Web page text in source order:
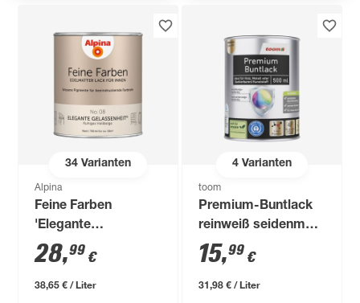
34Varianten
Alpina
Feine Farben
'Elegante
Gelassenheit'
hellbeige matt 750
ml
28,99 €
38,65 € / Liter
4Varianten
toom
Premium-Buntlack
reinweiß seidenmatt
500 ml
15,99 €
31,98 € / Liter